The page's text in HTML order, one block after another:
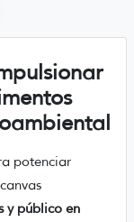
potenciar
y público en